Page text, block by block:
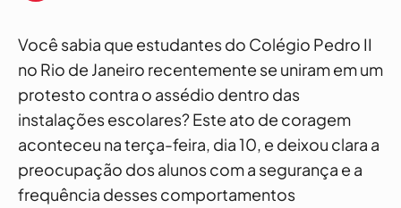
Você sabia que estudantes do Colégio Pedro II
no Rio de Janeiro recentemente se uniram em um
protesto contra o assédio dentro das
instalações escolares? Este ato de coragem
aconteceu na terça-feira, dia 10, e deixou clara a
preocupação dos alunos com a segurança e a
frequência desses comportamentos